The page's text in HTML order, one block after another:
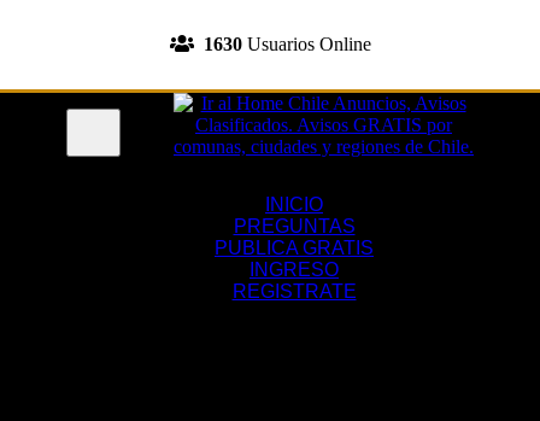
1630Usuarios Online
INICIO
PREGUNTAS
PUBLICA GRATIS
INGRESO
REGISTRATE